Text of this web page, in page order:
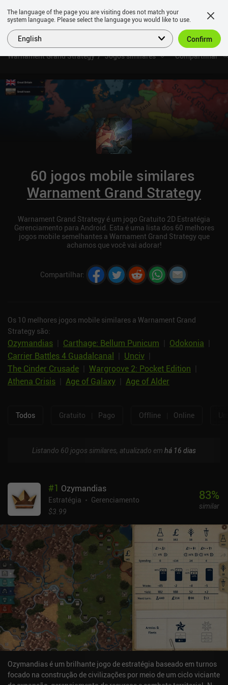
Warnament Grand Strategy Jogos similares Compartilhar
60 jogos mobile similares
Warnament Grand Strategy
Warnament Grand Strategy é um jogo Gratuito 2D Estratégia
Gerenciamento para Android. Esta é uma lista dos 60 melhores
jogos mobile semelhantes a Warnament Grand Strategy que
achamos que você vai adorar!
Compartilhar:
Os 10 melhores jogos mobile similares a Warnament Grand
Strategy são:
Ozymandias Carthage: Bellum Punicum Odokonia
Carrier Battles 4 Guadalcanal
Unciv
The Cinder Crusade
Wargroove 2: Pocket Edition
Athena Crisis
Age of Galaxy Age of Alder
Todos Gratuito Pago Offline Online
Listando 60 jogos similares, atualizado em há 16 dias
#1 Ozymandias
Estratégia
Gerenciamento
$3.99
83%
similar
Ozymandias é um brilhante jogo de estratégia baseado em turnos
focado na construção de civilizações por meio de um ciclo viciante
The language of the page you are visiting does not match your
system language. Please select the language you would like to use.
English Confirm